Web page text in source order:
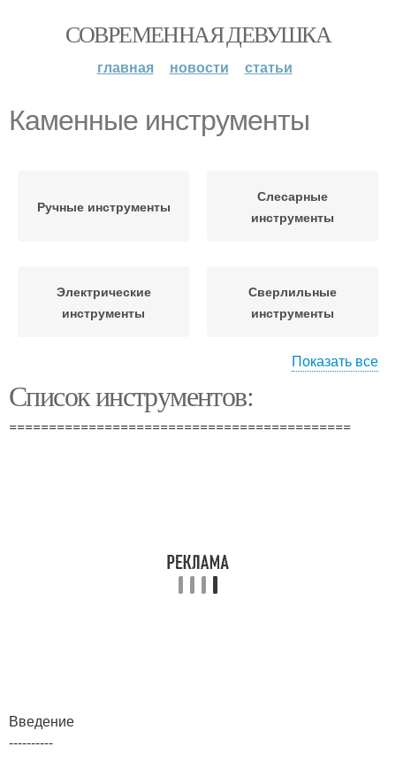
СОВРЕМЕННАЯ ДЕВУШКА
главная новости статьи
Каменные инструменты
Ручные инструменты
Слесарные
инструменты
Электрические
инструменты
Сверлильные
инструменты
Режущие инструменты
инструменты
Показать все
Список инструментов:
===========================================
Введение
----------